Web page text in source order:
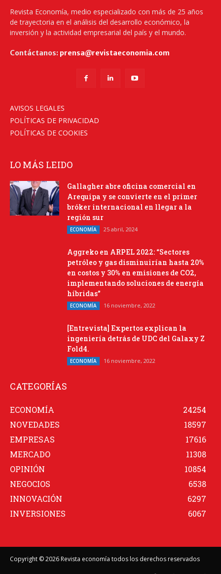
Revista Economía, medio especializado con más de 25 años
de trayectoria en el análisis del desarrollo económico, la
inversión y la actividad empresarial del país y el mundo.
Contáctanos: prensa@revistaeconomia.com
AVISOS LEGALES
POLÍTICAS DE PRIVACIDAD
POLÍTICAS DE COOKIES
LO MÁS LEIDO
Gallagher abre oficina comercial en
Arequipa y se convierte en el primer
bróker internacional en llegar a la
región sur
ECONOMÍA 25 abril, 2024
Aggreko en ARPEL 2022: “Sectores
petróleo y gas disminuirían hasta 20%
en costos y 30% en emisiones de CO2,
implementando soluciones de energía
híbridas”
ECONOMÍA 16 noviembre, 2022
[Entrevista] Expertos explican la
ingeniería detrás de UDC del Galaxy Z
Fold4.
ECONOMÍA 16 noviembre, 2022
CATEGORÍAS
ECONOMÍA
24254
NOVEDADES
18597
EMPRESAS
17616
MERCADO
11308
OPINIÓN
10854
NEGOCIOS
6538
INNOVACIÓN
6297
INVERSIONES
6067
Copyright © 2026 Revista economía todos los derechos reservados